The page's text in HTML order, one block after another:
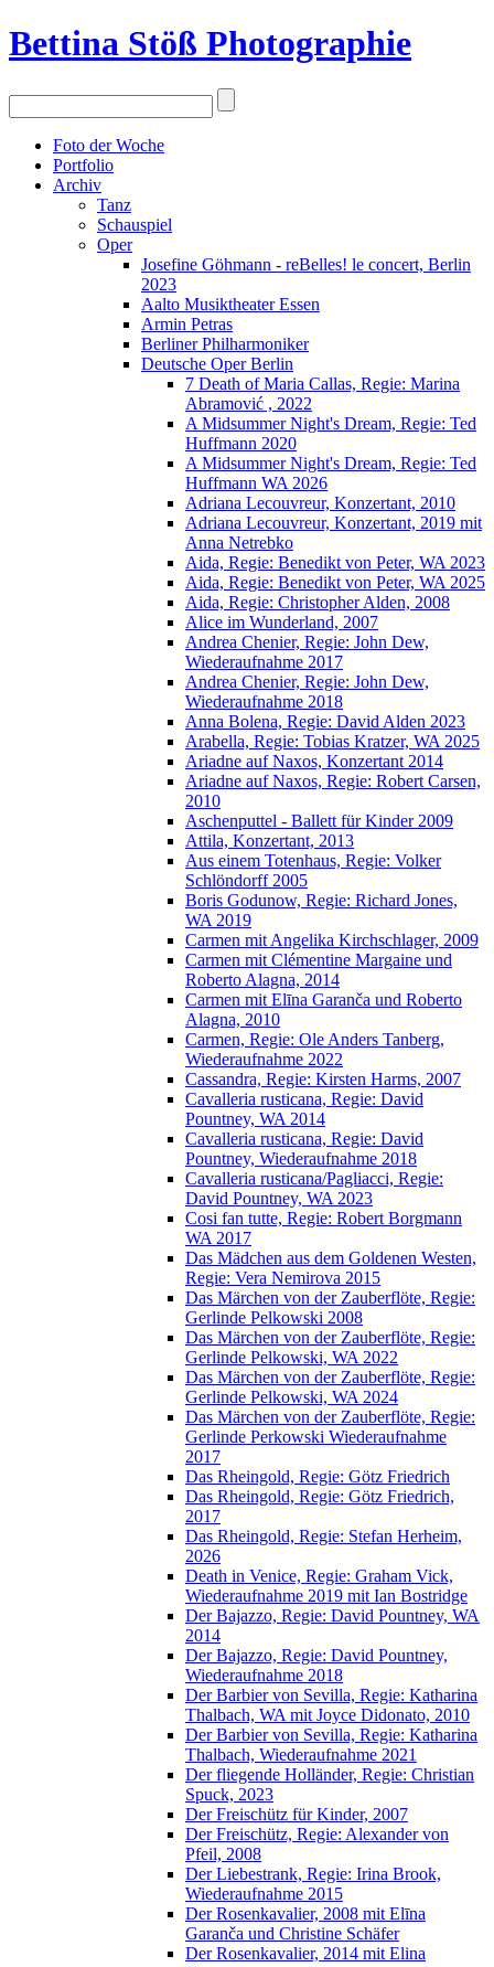
Bettina Stöß Photographie
Foto der Woche
Portfolio
Archiv
Tanz
Schauspiel
Oper
Josefine Göhmann - reBelles! le concert, Berlin
2023
Aalto Musiktheater Essen
Armin Petras
Berliner Philharmoniker
Deutsche Oper Berlin
7 Death of Maria Callas, Regie: Marina
Abramović , 2022
A Midsummer Night's Dream, Regie: Ted
Huffmann 2020
A Midsummer Night's Dream, Regie: Ted
Huffmann WA 2026
Adriana Lecouvreur, Konzertant, 2010
Adriana Lecouvreur, Konzertant, 2019 mit
Anna Netrebko
Aida, Regie: Benedikt von Peter, WA 2023
Aida, Regie: Benedikt von Peter, WA 2025
Aida, Regie: Christopher Alden, 2008
Alice im Wunderland, 2007
Andrea Chenier, Regie: John Dew,
Wiederaufnahme 2017
Andrea Chenier, Regie: John Dew,
Wiederaufnahme 2018
Anna Bolena, Regie: David Alden 2023
Arabella, Regie: Tobias Kratzer, WA 2025
Ariadne auf Naxos, Konzertant 2014
Ariadne auf Naxos, Regie: Robert Carsen,
2010
Aschenputtel - Ballett für Kinder 2009
Attila, Konzertant, 2013
Aus einem Totenhaus, Regie: Volker
Schlöndorff 2005
Boris Godunow, Regie: Richard Jones,
WA 2019
Carmen mit Angelika Kirchschlager, 2009
Carmen mit Clémentine Margaine und
Roberto Alagna, 2014
Carmen mit Elīna Garanča und Roberto
Alagna, 2010
Carmen, Regie: Ole Anders Tanberg,
Wiederaufnahme 2022
Cassandra, Regie: Kirsten Harms, 2007
Cavalleria rusticana, Regie: David
Pountney, WA 2014
Cavalleria rusticana, Regie: David
Pountney, Wiederaufnahme 2018
Cavalleria rusticana/Pagliacci, Regie:
David Pountney, WA 2023
Cosi fan tutte, Regie: Robert Borgmann
WA 2017
Das Mädchen aus dem Goldenen Westen,
Regie: Vera Nemirova 2015
Das Märchen von der Zauberflöte, Regie:
Gerlinde Pelkowski 2008
Das Märchen von der Zauberflöte, Regie:
Gerlinde Pelkowski, WA 2022
Das Märchen von der Zauberflöte, Regie:
Gerlinde Pelkowski, WA 2024
Das Märchen von der Zauberflöte, Regie:
Gerlinde Perkowski Wiederaufnahme
2017
Das Rheingold, Regie: Götz Friedrich
Das Rheingold, Regie: Götz Friedrich,
2017
Das Rheingold, Regie: Stefan Herheim,
2026
Death in Venice, Regie: Graham Vick,
Wiederaufnahme 2019 mit Ian Bostridge
Der Bajazzo, Regie: David Pountney, WA
2014
Der Bajazzo, Regie: David Pountney,
Wiederaufnahme 2018
Der Barbier von Sevilla, Regie: Katharina
Thalbach, WA mit Joyce Didonato, 2010
Der Barbier von Sevilla, Regie: Katharina
Thalbach, Wiederaufnahme 2021
Der fliegende Holländer, Regie: Christian
Spuck, 2023
Der Freischütz für Kinder, 2007
Der Freischütz, Regie: Alexander von
Pfeil, 2008
Der Liebestrank, Regie: Irina Brook,
Wiederaufnahme 2015
Der Rosenkavalier, 2008 mit Elīna
Garanča und Christine Schäfer
Der Rosenkavalier, 2014 mit Elina